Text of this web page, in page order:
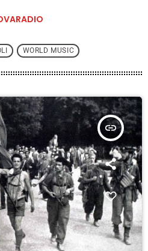
WORLD MUSIC
insert_link